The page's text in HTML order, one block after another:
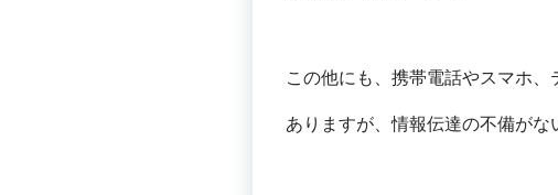
この他にも、携帯電話やスマホ
ありますが、情報伝達の不備が